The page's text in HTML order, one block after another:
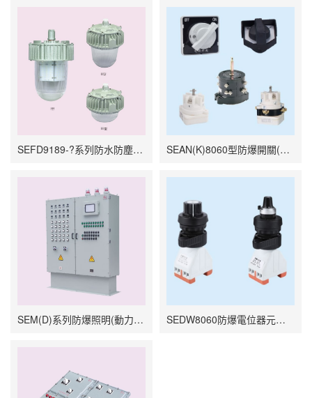
SEFD9189-?系列防水防塵防腐LED燈 SEAN(K)8060型防爆開關(轉換開關模塊)(e)
SEM(D)系列防爆照明(動力)配電箱(柜) SEDW8060防爆電位器元件(e)